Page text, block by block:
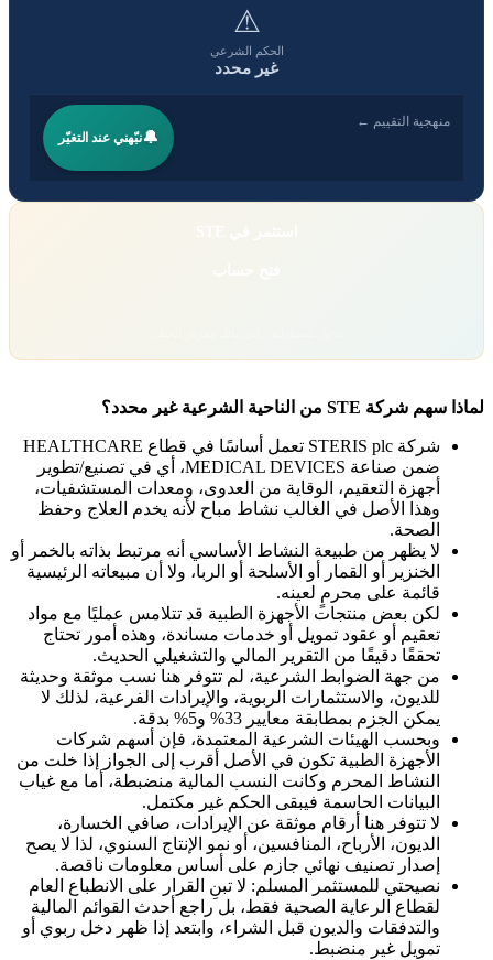
⚠
الحكم الشرعي
غير محدد
منهجية التقييم ←
🔔نبّهني عند التغيّر
لماذا سهم شركة STE من الناحية الشرعية غير محدد؟
شركة STERIS plc تعمل أساسًا في
قطاع HEALTHCARE
ضمن صناعة MEDICAL DEVICES
، أي في تصنيع/تطوير
أجهزة التعقيم، الوقاية من العدوى، ومعدات المستشفيات،
وهذا الأصل في الغالب نشاط مباح لأنه يخدم العلاج وحفظ
الصحة.
لا يظهر من طبيعة النشاط الأساسي أنه مرتبط بذاته بالخمر أو
الخنزير أو القمار أو الأسلحة أو الربا، ولا أن مبيعاته الرئيسية
قائمة على محرمٍ لعينه.
لكن بعض منتجات الأجهزة الطبية قد تتلامس عمليًا مع مواد
تعقيم أو عقود تمويل أو خدمات مساندة، وهذه أمور تحتاج
تحققًا دقيقًا من التقرير المالي والتشغيلي الحديث.
من جهة الضوابط الشرعية، لم تتوفر هنا نسب موثقة وحديثة
للديون، والاستثمارات الربوية، والإيرادات الفرعية، لذلك لا
يمكن الجزم بمطابقة معايير 33% و5%
بدقة.
وبحسب الهيئات الشرعية المعتمدة، فإن أسهم شركات
الأجهزة الطبية تكون في الأصل أقرب إلى الجواز إذا خلت من
النشاط المحرم وكانت النسب المالية منضبطة، أما مع غياب
البيانات الحاسمة فيبقى الحكم غير مكتمل.
لا تتوفر هنا أرقام موثقة عن الإيرادات، صافي الخسارة،
الديون، الأرباح، المنافسين، أو نمو الإنتاج السنوي، لذا لا يصح
إصدار تصنيف نهائي جازم على أساس معلومات ناقصة.
نصيحتي للمستثمر المسلم: لا تبنِ القرار على الانطباع العام
لقطاع الرعاية الصحية فقط، بل راجع أحدث القوائم المالية
والتدفقات والديون قبل الشراء، وابتعد إذا ظهر دخل ربوي أو
تمويل غير منضبط.